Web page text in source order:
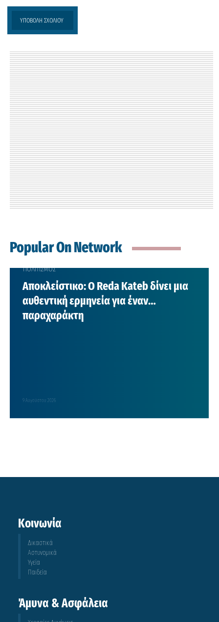
Popular On Network
ΠΟΛΙΤΙΣΜΟΣ
Αποκλείστικο: Ο Reda Kateb δίνει μια
αυθεντική ερμηνεία για έναν…
παραχαράκτη
9 Αυγούστου 2026
Κοινωνία
Δικαστικά
Αστυνομικά
Υγεία
Παιδεία
Άμυνα & Ασφάλεια